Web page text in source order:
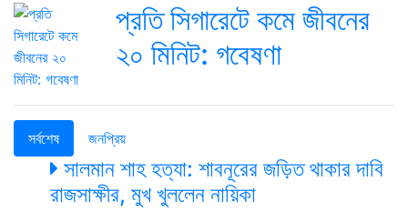
প্রতি সিগারেটে কমে জীবনের
২০ মিনিট: গবেষণা
সর্বশেষ জনপ্রিয়
সালমান শাহ হত্যা: শাবনূরের জড়িত থাকার দাবি
রাজসাক্ষীর, মুখ খুললেন নায়িকা